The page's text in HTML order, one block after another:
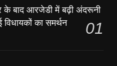
के बाद आरजेडी में बढ़ी अंदरूनी
का समर्थन
01